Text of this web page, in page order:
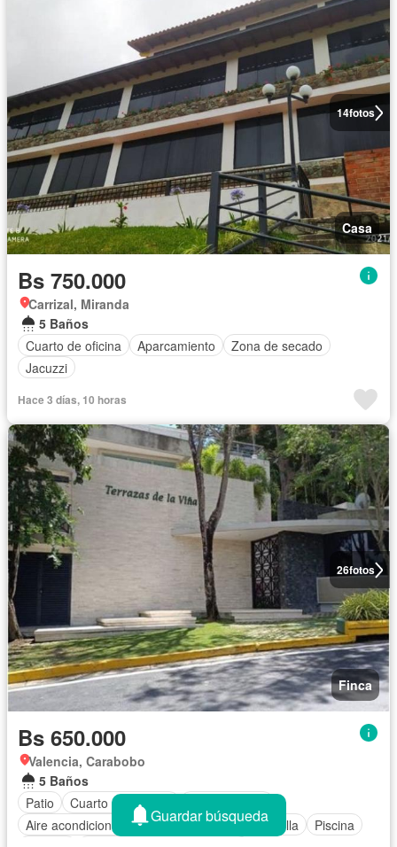
14fotos
Casa
Bs 750.000
Carrizal, Miranda
5 Baños
Cuarto de oficina
Aparcamiento
Zona de secado
Jacuzzi
Hace 3 días, 10 horas
26fotos
Finca
Bs 650.000
Valencia, Carabobo
5 Baños
Patio
Cuarto de servicio
Aire acondicionado
Cocina equipada Parrilla
Piscina
Guardar búsqueda